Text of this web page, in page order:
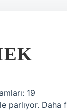
19
parlıyor. Daha